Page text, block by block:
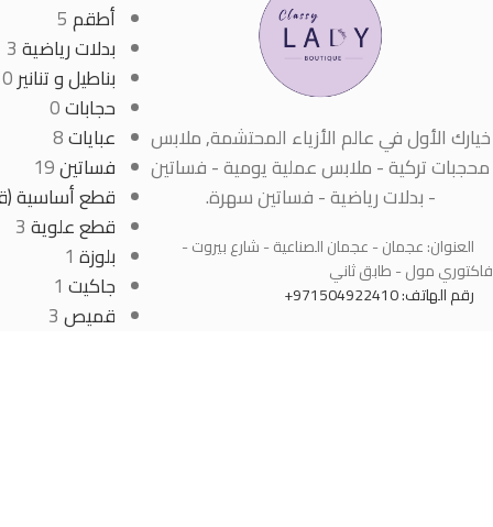
خيارك الأول في عالم الأزياء المحتشمة, ملابس
محجبات تركية - ملابس عملية يومية - فساتين
- بدلات رياضية - فساتين سهرة.
العنوان: عجمان - عجمان الصناعية - شارع بيروت -
فاكتوري مول - طابق ثاني
رقم الهاتف: 971504922410+
أطقم5
بدلات رياضية3
بناطيل و تنانير0
حجابات0
عبايات8
فساتين19
قطع أساسية
قطع علوية3
بلوزة 1
جاكيت 1
قميص3